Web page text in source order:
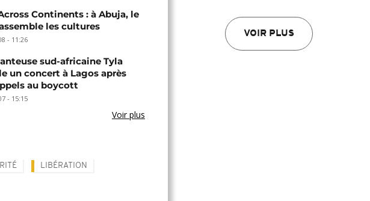
VOIR PLUS
Continents : à Abuja, le
les cultures
- 11:26
sud-africaine Tyla
un concert à Lagos après
au boycott
- 15:15
Voir plus
LIBÉRATION